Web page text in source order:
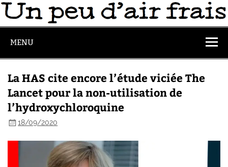
MENU
La HAS cite encore l’étude viciée The
Lancet pour la non-utilisation de
l’hydroxychloroquine
18/09/2020